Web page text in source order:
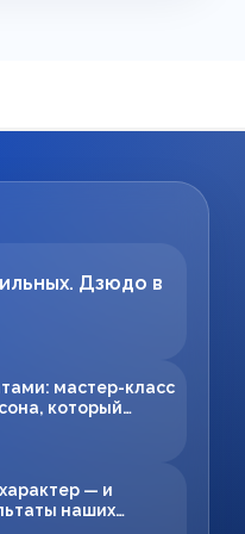
Дзюдо в
мастер-класс
который
в регионе
— и
наших